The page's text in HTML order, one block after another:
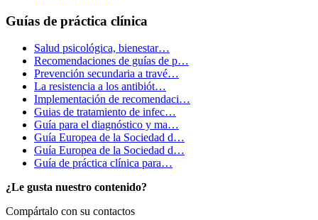
Guías de práctica clínica
Salud psicológica, bienestar…
Recomendaciones de guías de p…
Prevención secundaria a travé…
La resistencia a los antibiót…
Implementación de recomendaci…
Guias de tratamiento de infec…
Guía para el diagnóstico y ma…
Guía Europea de la Sociedad d…
Guía Europea de la Sociedad d…
Guía de práctica clínica para…
¿Le gusta nuestro contenido?
Compártalo con su contactos